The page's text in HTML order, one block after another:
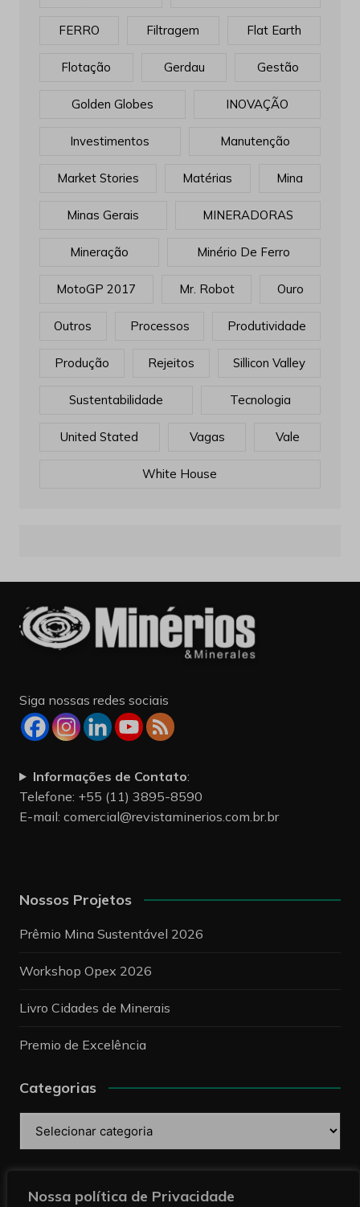
Nossa política de Privacidade
FERRO Filtragem Flat Earth
Flotação Gerdau Gestão
Golden Globes INOVAÇÃO
Investimentos Manutenção
Market Stories Matérias Mina
Minas Gerais MINERADORAS
Mineração Minério De Ferro
MotoGP 2017 Mr. Robot Ouro
Outros Processos Produtividade
Produção Rejeitos Sillicon Valley
Sustentabilidade Tecnologia
United Stated Vagas Vale
White House
Siga nossas redes sociais
Informações de Contato:
Telefone: +55 (11) 3895-8590
E-mail: comercial@revistaminerios.com.br.br
Nossos Projetos
Prêmio Mina Sustentável 2026
Workshop Opex 2026
Livro Cidades de Minerais
Premio de Excelência
Categorias